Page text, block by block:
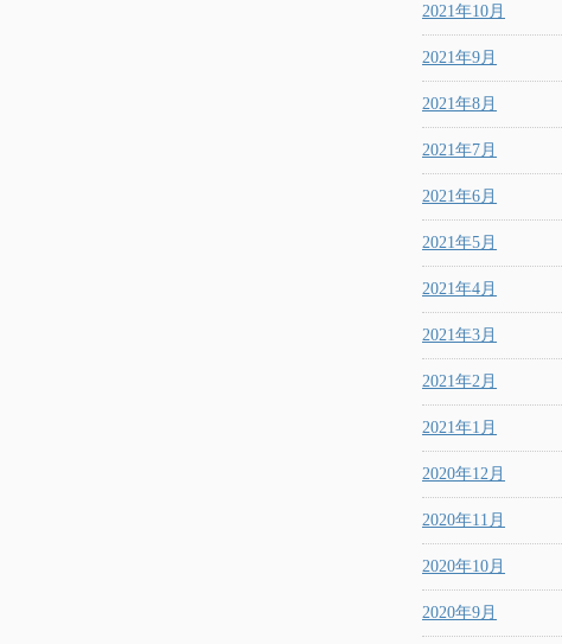
2021年10月
2021年9月
2021年8月
2021年7月
2021年6月
2021年5月
2021年4月
2021年3月
2021年2月
2021年1月
2020年12月
2020年11月
2020年10月
2020年9月